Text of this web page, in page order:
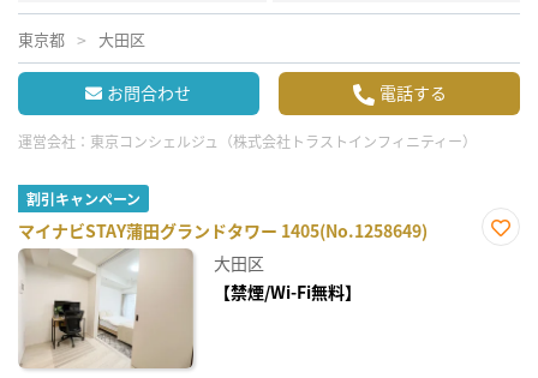
東京都 大田区
お問合わせ 電話する
運営会社： 東京コンシェルジュ（株式会社トラストインフィニティー）
割引キャンペーン
マイナビSTAY蒲田グランドタワー 1405(No.1258649)
大田区
【禁煙/Wi-Fi無料】